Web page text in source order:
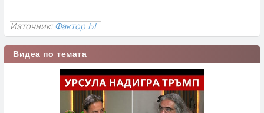
Източник:Фактор БГ
Видеа по темата